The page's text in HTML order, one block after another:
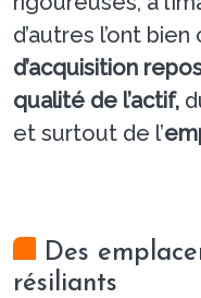
d’autres l’ont bien
d’acquisition
qualité de l’actif,
et surtout de l’
Des
résiliants